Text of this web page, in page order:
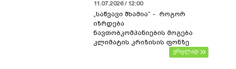
11.07.2026 / 12:00
„საწვავი შხამია“ - როგორ
იზრდება
ნავთობკომპანიების მოგება
კლიმატის კრიზისის ფონზე
ვრცლად